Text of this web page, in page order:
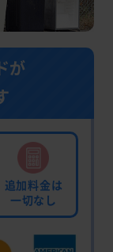
が
追加料金は
一切なし